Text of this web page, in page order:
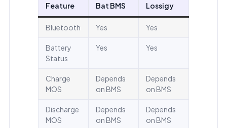
Feature Bat BMS Lossigy
Bluetooth Yes Yes
Battery
Status
Yes Yes
Charge
MOS
Depends
on BMS
Depends
on BMS
Discharge
MOS
Depends
on BMS
Depends
on BMS